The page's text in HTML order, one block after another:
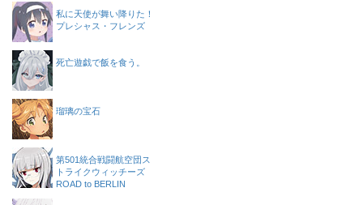
私に天使が舞い降りた！
プレシャス・フレンズ
死亡遊戯で飯を食う。
瑠璃の宝石
第501統合戦闘航空団ス
トライクウィッチーズ
ROAD to BERLIN